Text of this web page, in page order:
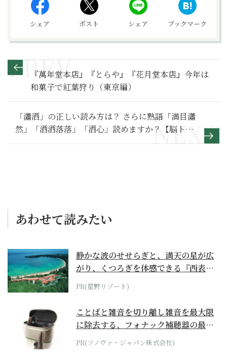
シェア ポスト シェア ブックマーク
『萬年堂本店』『とらや』『花月堂本店』今年は
和菓子で紅葉狩り（東京編）
「瀟洒」の正しい読み方は？ さらに熟語「満目瀟
然」「洒洒落落」「洒心」読めますか？【脳トレ
漢字14】
あわせて読みたい
静かな波のせせらぎと、満天の星が広
がり、くつろぎを体感できる『西表島
ホテル by...
PR(星野リゾート)
ことばと雑音を切り離し雑音を最大限
に除去する、フォナック補聴器の最上
位モデル
PR(ソノヴァ・ジャパン株式会社)